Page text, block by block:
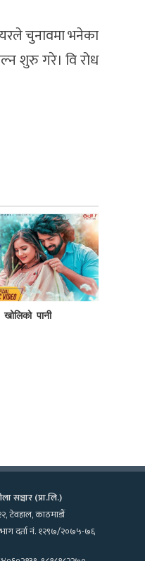
चुनावमा भनेका
शुरु गरे। वि रोध
पानी
सञ्चार (प्रा.लि.)
टेवहाल, काठमाडाैं
दर्ता नं. १२९७/२०७५-७६